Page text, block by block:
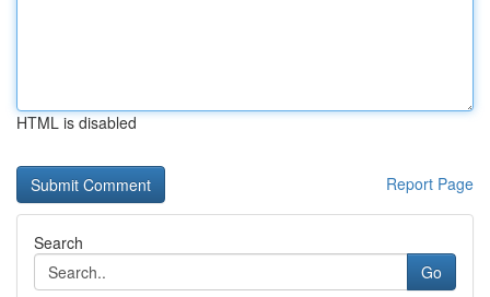
HTML is disabled
Report Page
Search
Go